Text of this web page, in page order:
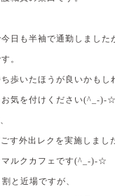
日も半袖で通勤しました
。
歩いたほうが良いかもし
お気を付けください(^_-)-
す外出レクを実施しま
マルクカフェです(^_-)-☆
と近場ですが、